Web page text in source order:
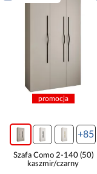
+85
(50)
Szafa